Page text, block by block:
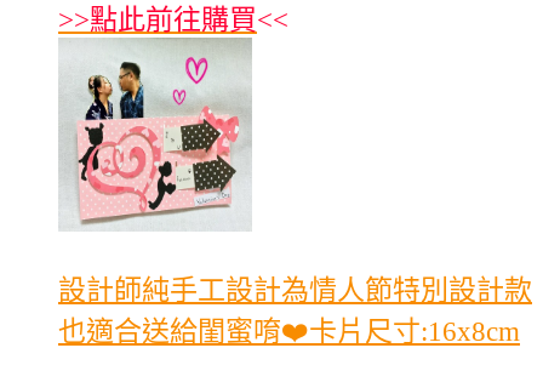
>>點此前往購買<<
設計師純手工設計為情人節特別設計款
也適合送給閨蜜唷❤️卡片尺寸:16x8cm